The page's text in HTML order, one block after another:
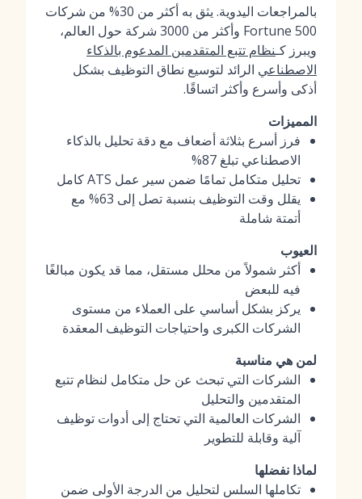
بالمراجعات اليدوية. يثق به أكثر من 30% من شركات
Fortune 500 وأكثر من 3000 شركة حول العالم،
ويبرز كـنظام تتبع المتقدمين المدعوم بالذكاء
الاصطناعي الرائد لتوسيع نطاق التوظيف بشكل
أذكى وأسرع وأكثر اتساقًا.
المميزات
فرز أسرع بثلاثة أضعاف مع دقة تحليل بالذكاء
الاصطناعي تبلغ 87%
تحليل متكامل تمامًا ضمن سير عمل ATS كامل
يقلل وقت التوظيف بنسبة تصل إلى 63% مع
أتمتة شاملة
العيوب
أكثر شمولاً من محلل مستقل، مما قد يكون مبالغًا
فيه للبعض
يركز بشكل أساسي على العملاء من مستوى
الشركات الكبرى واحتياجات التوظيف المعقدة
لمن هي مناسبة
الشركات التي تبحث عن حل متكامل لنظام تتبع
المتقدمين والتحليل
الشركات العالمية التي تحتاج إلى أدوات توظيف
آلية وقابلة للتطوير
لماذا نفضلها
تكاملها السلس لتحليل من الدرجة الأولى ضمن